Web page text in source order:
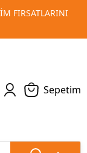
VE MATBAA
Sepetim